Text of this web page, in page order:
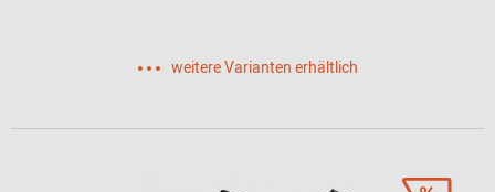
weitere Varianten erhältlich